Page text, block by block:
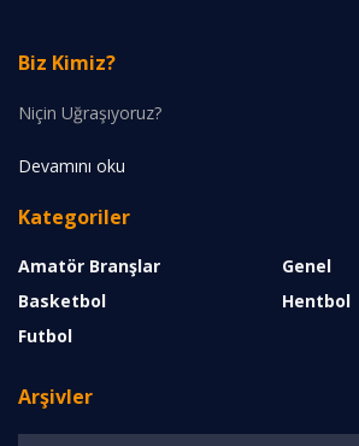
Biz Kimiz?
Niçin Uğraşıyoruz?
Devamını oku
Kategoriler
Amatör Branşlar
Basketbol
Futbol
Genel
Hentbol
Arşivler